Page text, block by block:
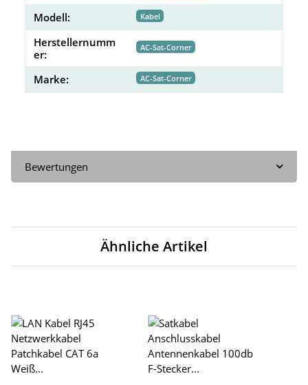
Modell: Kabel
Herstellernumm
er:
AC-Sat-Corner
Marke: AC-Sat-Corner
Bewertungen
Ähnliche Artikel